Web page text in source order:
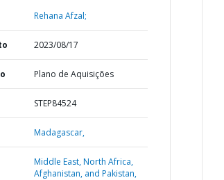
Rehana Afzal;
2023/08/17
Plano de Aquisições
STEP84524
Madagascar,
Middle East, North Africa,
Afghanistan, and Pakistan,